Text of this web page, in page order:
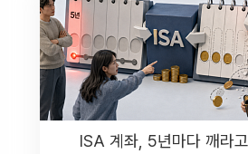
ISA 계좌, 5년마다 깨라